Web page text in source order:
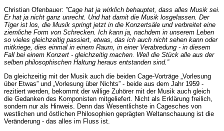
Christian Ofenbauer: ”Cage hat ja wirklich behauptet, dass alles Musik sei.
Er hat ja nicht ganz unrecht. Und hat damit die Musik losgelassen. Der
Tiger ist los, die Musik springt jetzt in die Konzertsäle und verbreitet eine
ziemliche Form von Schrecken. Ich kann ja, nachdem in unserem Leben
so vieles gleichzeitig passiert, etwas, das ich auch nicht sehen kann oder
mitkriege, dies einmal in einem Raum, in einer Verabredung - in diesem
Fall bei einem Konzert - gleichzeitig machen. Weil die Stück alle aus der
selben philosophischen Haltung heraus entstanden sind.”
Da gleichzeitig mit der Musik auch die beiden Cage-Vorträge „Vorlesung
über Etwas” und „Vorlesung über Nichts” - beide aus dem Jahr 1959 -
rezitiert werden, bekommt der willige Zuhörer mit der Musik auch gleich
die Gedanken des Komponisten mitgeliefert. Nicht als Erklärung freilich,
sondern nur als Hinweis. Denn das Wesentlichste in Cagesches von
westlichen und östlichen Philosophien geprägten Weltanschauung ist die
Veränderung - das alles im Fluss ist.